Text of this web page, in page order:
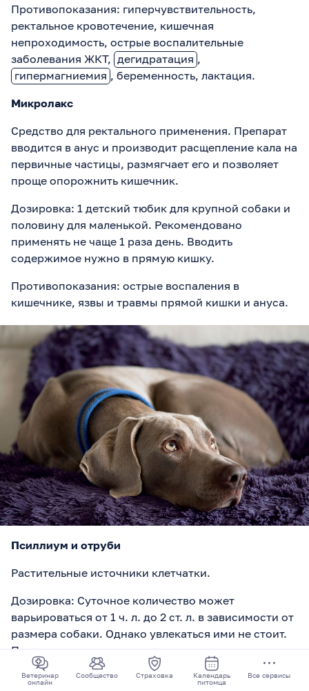
Ветеринар
онлайн
Сообщество Страховка
Календарь
питомца
Все сервисы
Противопоказания: гиперчувствительность,
ректальное кровотечение, кишечная
непроходимость, острые воспалительные
заболевания ЖКТ, дегидратация ,
гипермагниемия , беременность, лактация.
Микролакс
Средство для ректального применения. Препарат
вводится в анус и производит расщепление кала на
первичные частицы, размягчает его и позволяет
проще опорожнить кишечник.
Дозировка: 1 детский тюбик для крупной собаки и
половину для маленькой. Рекомендовано
применять не чаще 1 раза день. Вводить
содержимое нужно в прямую кишку.
Противопоказания: острые воспаления в
кишечнике, язвы и травмы прямой кишки и ануса.
Псиллиум и отруби
Растительные источники клетчатки.
Дозировка: Суточное количество может
варьироваться от 1 ч. л. до 2 ст. л. в зависимости от
размера собаки. Однако увлекаться ими не стоит.
Принимать лучше в запаренном виде или вместе с
едой.